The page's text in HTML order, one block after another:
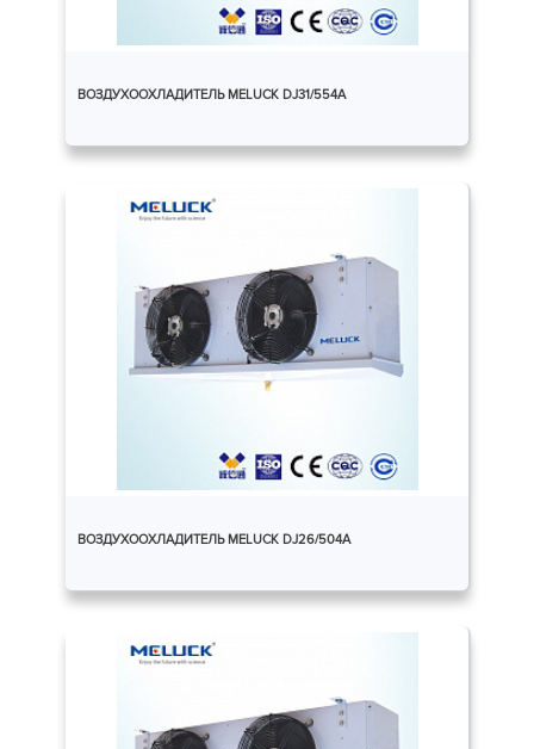
ВОЗДУХООХЛАДИТЕЛЬ MELUCK DJ31/554A
ВОЗДУХООХЛАДИТЕЛЬ MELUCK DJ26/504A